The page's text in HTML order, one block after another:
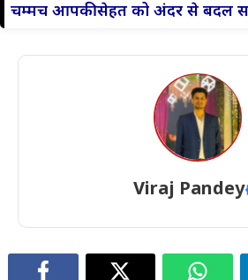
चम्मच आपकी सेहत को अंदर से बदल
Viraj Pandey